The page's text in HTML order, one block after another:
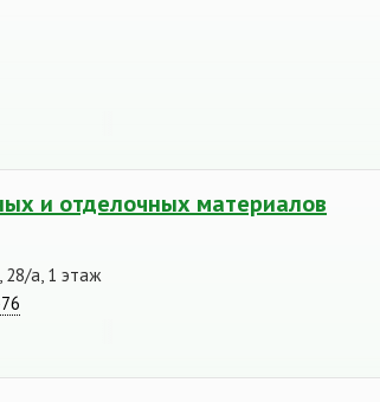
и отделочных материалов
28/а, 1 этаж